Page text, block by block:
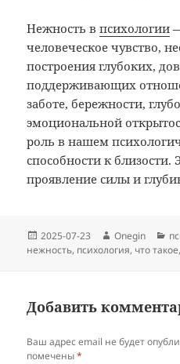
Нежность впсихологии
человеческое чувство,
построения глубоких,
поддерживающих
заботе, бережности,
эмоциональной
роль в нашем
способности к близости.
проявление силы и
Опубликовано
2025-07-23 Автор
Onegin
нежность, психология, что такое,
Добавить
Ваш адрес email не будет
помечены*